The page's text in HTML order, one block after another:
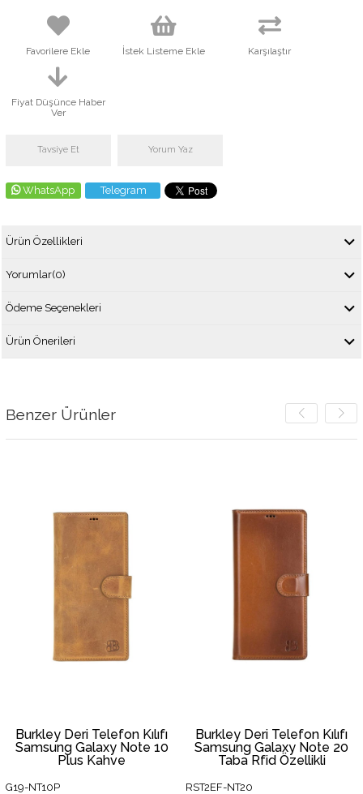
Favorilere Ekle İstek Listeme Ekle Karşılaştır
Fiyat Düşünce Haber
Ver
Tavsiye Et Yorum Yaz
WhatsApp Telegram
Ürün Özellikleri
Yorumlar(0)
Ödeme Seçenekleri
Ürün Önerileri
Benzer Ürünler
Burkley Deri Telefon Kılıfı
Samsung Galaxy Note 10
Plus Kahve
G19-NT10P
Burkley Deri Telefon Kılıfı
Samsung Galaxy Note 20
Taba Rfid Özellikli
RST2EF-NT20